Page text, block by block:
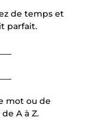
de temps et
parfait.
mot ou de
A à Z.